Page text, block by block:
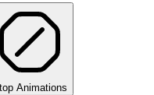
Animations